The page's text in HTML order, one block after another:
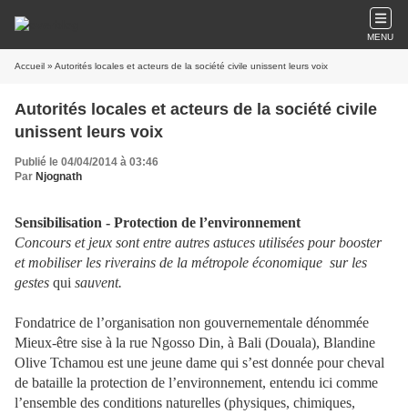
MENU
Accueil » Autorités locales et acteurs de la société civile unissent leurs voix
Autorités locales et acteurs de la société civile
unissent leurs voix
Publié le 04/04/2014 à 03:46
Par Njognath
Sensibilisation - Protection de l’environnement
Concours et jeux sont entre autres astuces utilisées pour booster
et mobiliser les riverains de la métropole économique sur les
gestes qui sauvent.
Fondatrice de l’organisation non gouvernementale dénommée
Mieux-être sise à la rue Ngosso Din, à Bali (Douala), Blandine
Olive Tchamou est une jeune dame qui s’est donnée pour cheval
de bataille la protection de l’environnement, entendu ici comme
l’ensemble des conditions naturelles (physiques, chimiques,